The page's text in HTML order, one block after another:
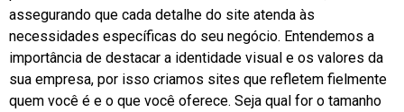
assegurando que cada detalhe do site atenda às
necessidades específicas do seu negócio. Entendemos a
importância de destacar a identidade visual e os valores da
sua empresa, por isso criamos sites que refletem fielmente
quem você é e o que você oferece. Seja qual for o tamanho